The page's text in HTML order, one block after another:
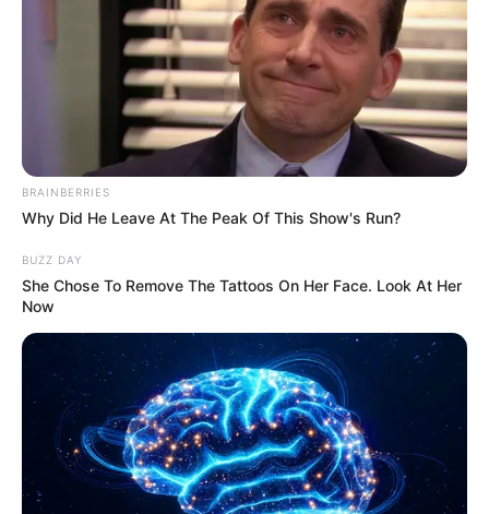
Την λένε «Κυκλάδες χωρίς πλοίο» και είναι 1
ώρα από Χαλκίδα – Υπερβολή ή όχι;
Θλίψη στην Εύβοια για γυναίκα
Ακολουθήστε το evianews.com στοGoogle
News
BRAINBERRIES
Why Did He Leave At The Peak Of This Show's Run?
BUZZ DAY
She Chose To Remove The Tattoos On Her Face. Look At Her
Now